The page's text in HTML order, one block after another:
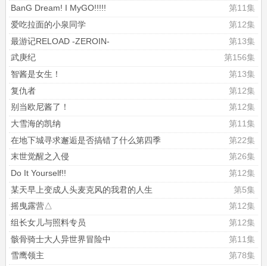
BanG Dream! I MyGO!!!!!
第11集
爱吃拉面的小泉同学
第12集
最游记RELOAD -ZEROIN-
第13集
武庚纪
第156集
智酱是女生！
第13集
复仇者
第12集
别当欧尼酱了！
第12集
大雪海的凯纳
第11集
在地下城寻求邂逅是否搞错了什么第四季
第22集
末世觉醒之入侵
第26集
Do It Yourself!!
第12集
某天早上变成人头麦克风的我君的人生
第5集
摇曳露营△
第12集
组长女儿与照料专员
第12集
骸骨骑士大人异世界冒险中
第11集
雪鹰领主
第78集